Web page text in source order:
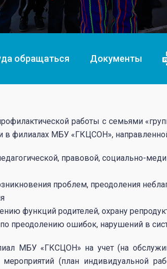
обращаться Документы
работы с семьями
в филиалах МБУ «ГКЦСОН»,
правовой, социально-
проблем, преодоления
функций родителей, охрану
преодолению ошибок, нарушений в
МБУ «ГКСЦОН» на учет (на
(план индивидуальной